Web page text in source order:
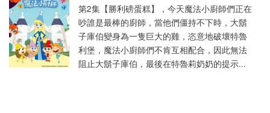
第2集【勝利磅蛋糕】，今天魔法小廚師們正在
吵誰是最棒的廚師，當他們僵持不下時，大鬍
子庫伯變身為一隻巨大的雞，恣意地破壞特魯
利堡，魔法小廚師們不肯互相配合，因此無法
阻止大鬍子庫伯，最後在特魯莉奶奶的提示...